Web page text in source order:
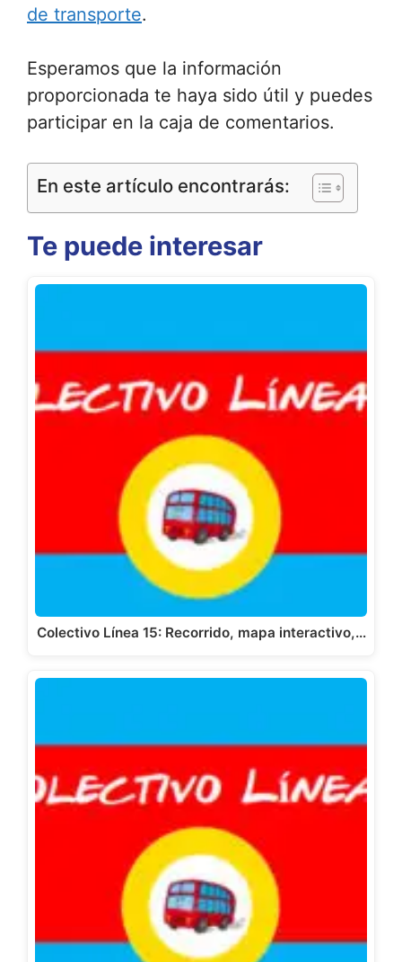
de transporte.
Esperamos que la información
proporcionada te haya sido útil y puedes
participar en la caja de comentarios.
En este artículo encontrarás:
Te puede interesar
Colectivo Línea 15: Recorrido, mapa interactivo,…